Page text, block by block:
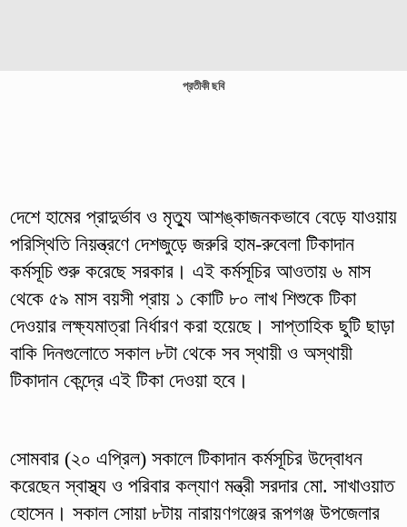
প্রতীকী ছবি
দেশে হামের প্রাদুর্ভাব ও মৃত্যু আশঙ্কাজনকভাবে বেড়ে যাওয়ায়
পরিস্থিতি নিয়ন্ত্রণে দেশজুড়ে জরুরি হাম-রুবেলা টিকাদান
কর্মসূচি শুরু করেছে সরকার। এই কর্মসূচির আওতায় ৬ মাস
থেকে ৫৯ মাস বয়সী প্রায় ১ কোটি ৮০ লাখ শিশুকে টিকা
দেওয়ার লক্ষ্যমাত্রা নির্ধারণ করা হয়েছে। সাপ্তাহিক ছুটি ছাড়া
বাকি দিনগুলোতে সকাল ৮টা থেকে সব স্থায়ী ও অস্থায়ী
টিকাদান কেন্দ্রে এই টিকা দেওয়া হবে।
সোমবার (২০ এপ্রিল) সকালে টিকাদান কর্মসূচির উদ্বোধন
করেছেন স্বাস্থ্য ও পরিবার কল্যাণ মন্ত্রী সরদার মো. সাখাওয়াত
হোসেন। সকাল সোয়া ৮টায় নারায়ণগঞ্জের রূপগঞ্জ উপজেলার